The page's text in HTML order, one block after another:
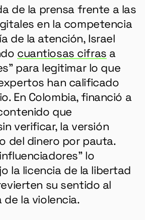
de la prensa frente a las
en la competencia
de la atención, Israel
cuantiosas cifras a
para legitimar lo que
han calificado
En Colombia, financió a
que
verificar, la versión
del dinero por pauta.
lo
la licencia de la libertad
su sentido al
la violencia.